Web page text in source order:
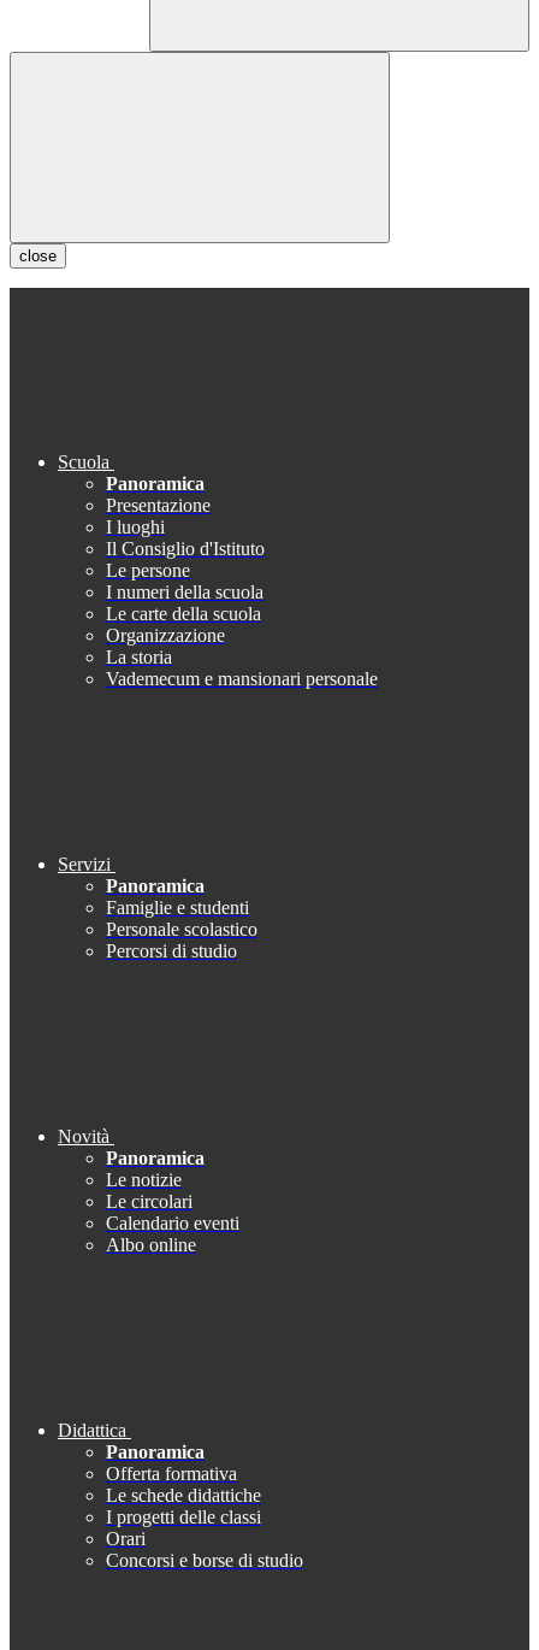
close
Scuola
Panoramica
Presentazione
I luoghi
Il Consiglio d'Istituto
Le persone
I numeri della scuola
Le carte della scuola
Organizzazione
La storia
Vademecum e mansionari personale
Servizi
Panoramica
Famiglie e studenti
Personale scolastico
Percorsi di studio
Novità
Panoramica
Le notizie
Le circolari
Calendario eventi
Albo online
Didattica
Panoramica
Offerta formativa
Le schede didattiche
I progetti delle classi
Orari
Concorsi e borse di studio